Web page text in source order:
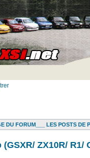
DU FORUM___ LES POSTS DE
ZX10R/ R1/